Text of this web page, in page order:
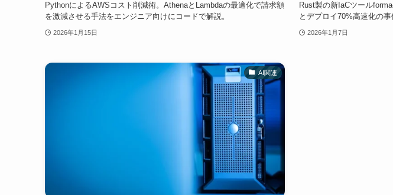
PythonによるAWSコスト削減術。AthenaとLambdaの最適化で請求額
を激減させる手法をエンジニア向けにコードで解説。
2026年1月15日
Rust製の新IaCツール
とデプロイ70%高速化の
2026年1月7日
AI関連